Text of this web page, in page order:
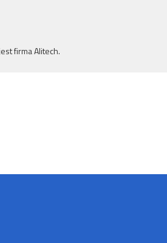
firma Alitech.